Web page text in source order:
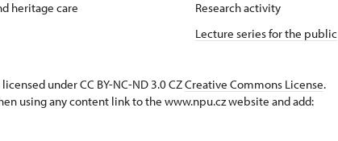
heritage care
Research activity
Lecture series for the public
under CC BY-NC-ND 3.0 CZCreative Commons License.
using any content link to the www.npu.cz website and add: